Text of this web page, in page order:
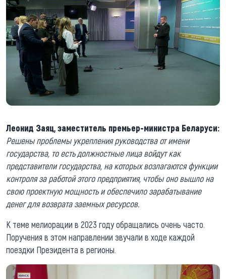
Леонид Заяц, заместитель премьер-министра Беларуси:
Решены проблемы укрепления руководства от имени
государства, то есть должностные лица войдут как
представители государства, на которых возлагаются функции
контроля за работой этого предприятия, чтобы оно вышло на
свою проектную мощность и обеспечило зарабатывание
денег для возврата заемных ресурсов.
К теме мелиорации в 2023 году обращались очень часто.
Поручения в этом направлении звучали в ходе каждой
поездки Президента в регионы.